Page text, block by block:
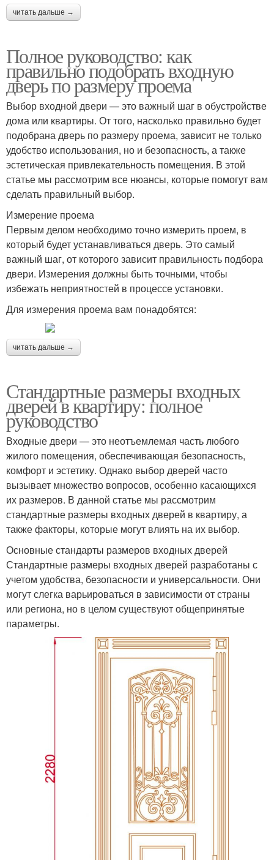
читать дальше →
Полное руководство: как
правильно подобрать входную
дверь по размеру проема
Выбор входной двери — это важный шаг в обустройстве
дома или квартиры. От того, насколько правильно будет
подобрана дверь по размеру проема, зависит не только
удобство использования, но и безопасность, а также
эстетическая привлекательность помещения. В этой
статье мы рассмотрим все нюансы, которые помогут вам
сделать правильный выбор.
Измерение проема
Первым делом необходимо точно измерить проем, в
который будет устанавливаться дверь. Это самый
важный шаг, от которого зависит правильность подбора
двери. Измерения должны быть точными, чтобы
избежать неприятностей в процессе установки.
Для измерения проема вам понадобятся:
читать дальше →
Стандартные размеры входных
дверей в квартиру: полное
руководство
Входные двери — это неотъемлемая часть любого
жилого помещения, обеспечивающая безопасность,
комфорт и эстетику. Однако выбор дверей часто
вызывает множество вопросов, особенно касающихся
их размеров. В данной статье мы рассмотрим
стандартные размеры входных дверей в квартиру, а
также факторы, которые могут влиять на их выбор.
Основные стандарты размеров входных дверей
Стандартные размеры входных дверей разработаны с
учетом удобства, безопасности и универсальности. Они
могут слегка варьироваться в зависимости от страны
или региона, но в целом существуют общепринятые
параметры.